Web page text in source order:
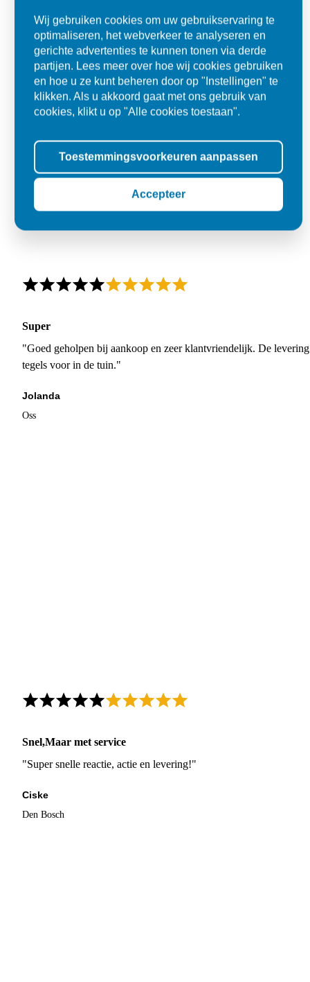
Super
"Goed geholpen bij aankoop en zeer klantvriendelijk. De
tegels voor in de tuin."
Jolanda
Oss
Snel,Maar met service
"Super snelle reactie, actie en levering!"
Ciske
Den Bosch
Wij gebruiken cookies om uw gebruikservaring te
optimaliseren, het webverkeer te analyseren en
gerichte advertenties te kunnen tonen via derde
partijen. Lees meer over hoe wij cookies gebruiken
en hoe u ze kunt beheren door op "Instellingen" te
klikken. Als u akkoord gaat met ons gebruik van
cookies, klikt u op "Alle cookies toestaan".
Toestemmingsvoorkeuren aanpassen
Accepteer